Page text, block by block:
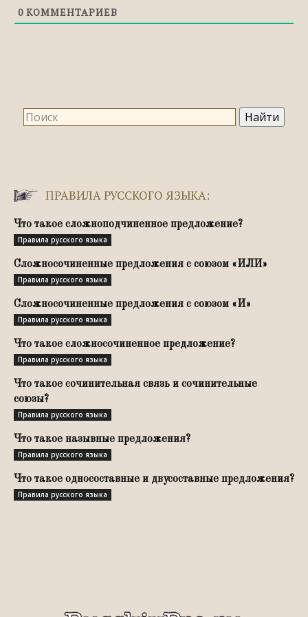
Правописание прописных и строчных букв
0 КОММЕНТАРИЕВ
ПРАВИЛА РУССКОГО ЯЗЫКА:
Что такое сложноподчиненное предложение?
Правила русского языка
Сложносочиненные предложения с союзом «ИЛИ»
Правила русского языка
Сложносочиненные предложения с союзом «И»
Правила русского языка
Что такое сложносочиненное предложение?
Правила русского языка
Что такое сочинительная связь и сочинительные
союзы?
Правила русского языка
Что такое назывные предложения?
Правила русского языка
Что такое односоставные и двусоставные предложения?
Правила русского языка